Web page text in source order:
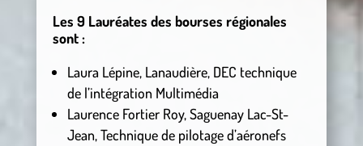
Les 9 Lauréates des bourses régionales
sont :
Laura Lépine, Lanaudière, DEC technique
de l’intégration Multimédia
Laurence Fortier Roy, Saguenay Lac-St-
Jean, Technique de pilotage d’aéronefs